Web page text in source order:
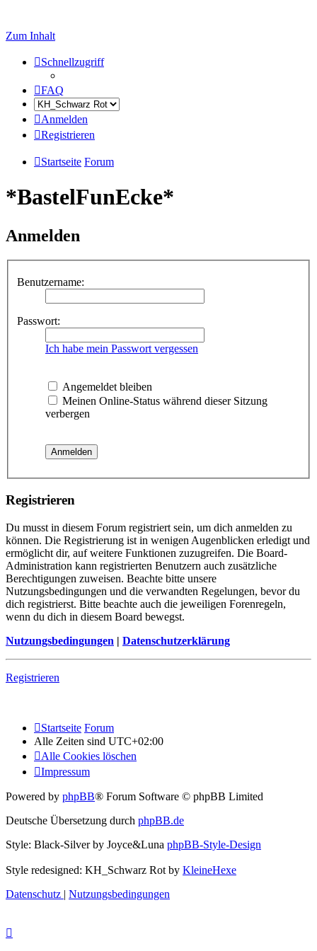
Zum Inhalt
Schnellzugriff
FAQ
Anmelden
Registrieren
Startseite Forum
*BastelFunEcke*
Anmelden
Benutzername:
Passwort:
Ich habe mein Passwort vergessen
Angemeldet bleiben
Meinen Online-Status während dieser Sitzung
verbergen
Registrieren
Du musst in diesem Forum registriert sein, um dich anmelden zu
können. Die Registrierung ist in wenigen Augenblicken erledigt und
ermöglicht dir, auf weitere Funktionen zuzugreifen. Die Board-
Administration kann registrierten Benutzern auch zusätzliche
Berechtigungen zuweisen. Beachte bitte unsere
Nutzungsbedingungen und die verwandten Regelungen, bevor du
dich registrierst. Bitte beachte auch die jeweiligen Forenregeln,
wenn du dich in diesem Board bewegst.
Nutzungsbedingungen | Datenschutzerklärung
Registrieren
Startseite Forum
Alle Zeiten sind UTC+02:00
Alle Cookies löschen
Impressum
Powered by phpBB® Forum Software © phpBB Limited
Deutsche Übersetzung durch phpBB.de
Style: Black-Silver by Joyce&Luna phpBB-Style-Design
Style redesigned: KH_Schwarz Rot by KleineHexe
Datenschutz | Nutzungsbedingungen